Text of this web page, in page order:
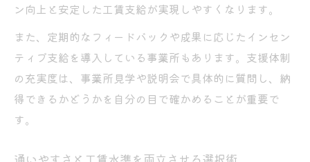
ン向上と安定した工賃支給が実現しやすくなります。
また、定期的なフィードバックや成果に応じたインセン
ティブ支給を導入している事業所もあります。支援体制
の充実度は、事業所見学や説明会で具体的に質問し、納
得できるかどうかを自分の目で確かめることが重要で
す。